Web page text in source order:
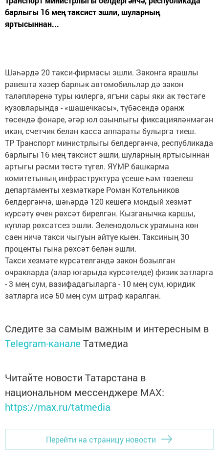
барлыгы 16 мең таксист эшли, шуларның
яртысыннан...
Шәһәрдә 20 такси-фирмасы эшли. Законга ярашлы
рәвештә хәзер барлык автомобильләр дә закон
таләпләренә туры килергә, ягъни сары яки ак төстәге
кузовларында - «шашечкасы», түбәсендә оранж
төсендә фонаре, әгәр юл озынлыгы фиксацияләнмәгән
икән, счетчик белән касса аппараты булырга тиеш.
ТР Транспорт министрлыгы белдергәнчә, республикада
барлыгы 16 мең таксист эшли, шуларның яртысыннан
артыгы рәсми төстә түгел. ЯҮМР башкарма
комитетының инфраструктура үсеше һәм төзелеш
департаменты хезмәткәре Роман Котельников
белдергәнчә, шәһәрдә 120 кешегә мондый хезмәт
күрсәтү өчен рөхсәт бирелгән. Кызганычка каршы,
күпләр рөхсәтсез эшли. Зеленодольск урамына көн
саен ничә такси чыгуын әйтүе кыен. Таксиның 30
проценты гына рөхсәт белән эшли.
Такси хезмәте күрсәтелгәндә закон бозылган
очракларда (алар югарыда күрсәтелде) физик затларга
- 3 мең сум, вазифадагыларга - 10 мең сум, юридик
затларга исә 50 мең сум штраф каралган.
Следите за самым важным и интересным в
Telegram-канале Татмедиа
Читайте новости Татарстана в
национальном мессенджере MАХ:
https://max.ru/tatmedia
Перейти на страницу новости